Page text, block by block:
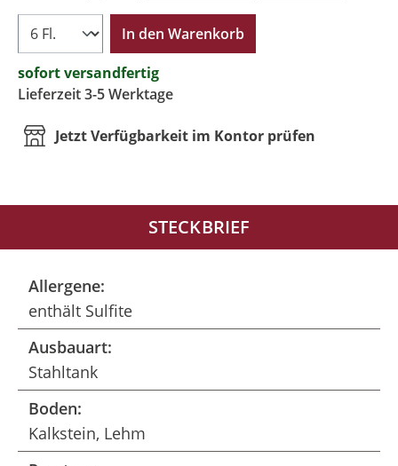
In den Warenkorb
sofort versandfertig
Lieferzeit 3-5 Werktage
Jetzt Verfügbarkeit im Kontor prüfen
STECKBRIEF
Allergene:
enthält Sulfite
Ausbauart:
Stahltank
Boden:
Kalkstein, Lehm